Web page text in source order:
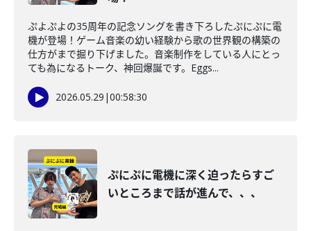
ぷよぷよの35周年の記念ソングを書き下ろしたぷにぷに電
機が登場！ゲーム音楽の幼い経験から歌の世界観の構築の
仕方がまで掘り下げました。音楽制作をしている人にとっ
ても為になるトーク、神回爆誕です。Eggs...
2026.05.29 |00:58:30
ぷにぷに電機に深く迫ったらすご
いところまで話が進んで、、、